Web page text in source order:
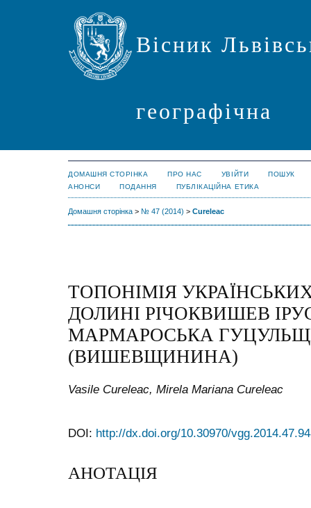
Вісник
географічна
ДОМАШНЯ СТОРІНКА ПРО НАС УВІЙТИ
ПОШУК
АНОНСИ
ПОДАННЯ ПУБЛІКАЦІЙНА ЕТИКА
Домашня сторінка > № 47 (2014) > Cureleac
ТОПОНІМІЯ
ДОЛИНІ РІЧОКВИШЕВ
МАРМАРОСЬКА
(ВИШЕВЩИНИНА)
Vasile Cureleac, Mirela Mariana Cureleac
DOI: http://dx.doi.org/10.30970/
АНОТАЦІЯ